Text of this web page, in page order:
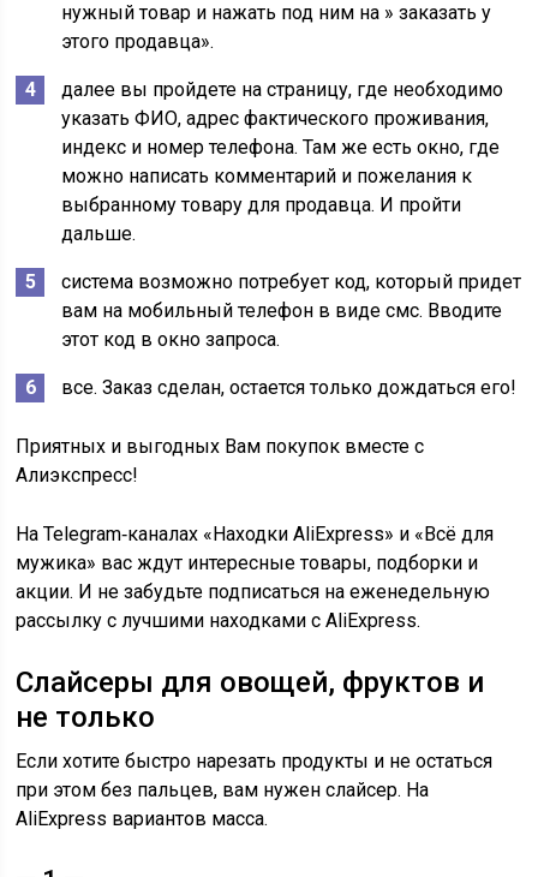
нужный товар и нажать под ним на » заказать у
этого продавца».
далее вы пройдете на страницу, где необходимо
указать ФИО, адрес фактического проживания,
индекс и номер телефона. Там же есть окно, где
можно написать комментарий и пожелания к
выбранному товару для продавца. И пройти
дальше.
система возможно потребует код, который придет
вам на мобильный телефон в виде смс. Вводите
этот код в окно запроса.
все. Заказ сделан, остается только дождаться его!
Приятных и выгодных Вам покупок вместе с
Алиэкспресс!
На Telegram‑каналах «Находки AliExpress» и «Всё для
мужика» вас ждут интересные товары, подборки и
акции. И не забудьте подписаться на еженедельную
рассылку с лучшими находками с AliExpress.
Слайсеры для овощей, фруктов и
не только
Если хотите быстро нарезать продукты и не остаться
при этом без пальцев, вам нужен слайсер. На
AliExpress вариантов масса.